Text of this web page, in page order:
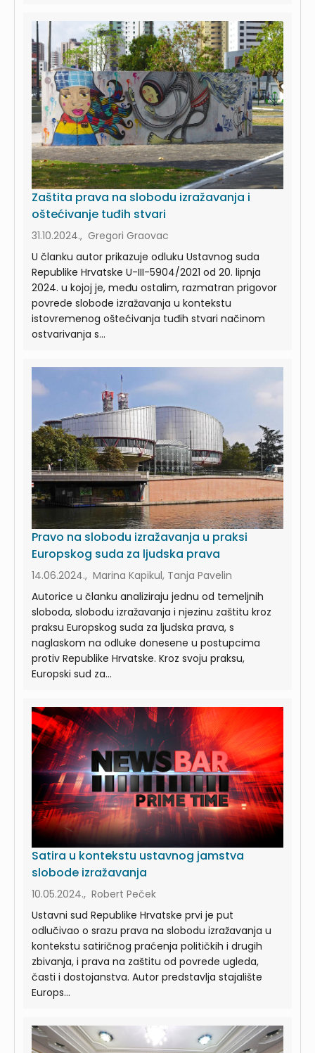
Zaštita prava na slobodu izražavanja i
oštećivanje tuđih stvari
31.10.2024., Gregori Graovac
U članku autor prikazuje odluku Ustavnog suda
Republike Hrvatske U-III-5904/2021 od 20. lipnja
2024. u kojoj je, među ostalim, razmatran prigovor
povrede slobode izražavanja u kontekstu
istovremenog oštećivanja tuđih stvari načinom
ostvarivanja s...
Pravo na slobodu izražavanja u praksi
Europskog suda za ljudska prava
14.06.2024., Marina Kapikul, Tanja Pavelin
Autorice u članku analiziraju jednu od temeljnih
sloboda, slobodu izražavanja i njezinu zaštitu kroz
praksu Europskog suda za ljudska prava, s
naglaskom na odluke donesene u postupcima
protiv Republike Hrvatske. Kroz svoju praksu,
Europski sud za...
Satira u kontekstu ustavnog jamstva
slobode izražavanja
10.05.2024., Robert Peček
Ustavni sud Republike Hrvatske prvi je put
odlučivao o srazu prava na slobodu izražavanja u
kontekstu satiričnog praćenja političkih i drugih
zbivanja, i prava na zaštitu od povrede ugleda,
časti i dostojanstva. Autor predstavlja stajalište
Europs...